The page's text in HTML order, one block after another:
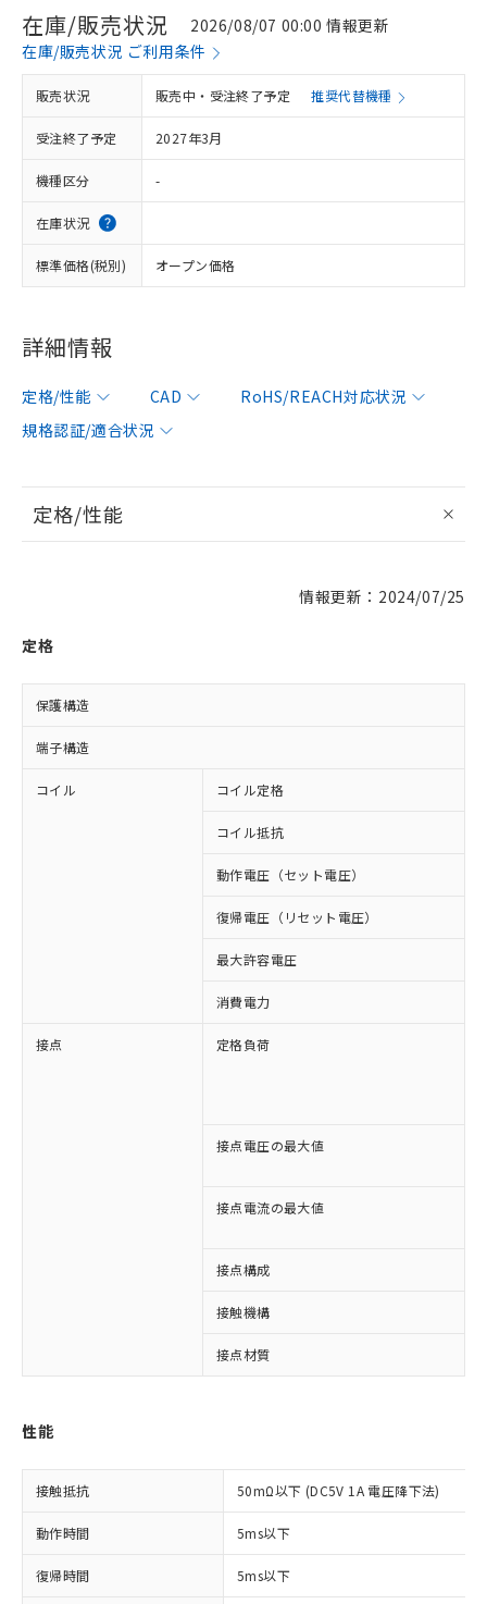
在庫/販売状況
2026/08/07 00:00 情報更新
在庫/販売状況 ご利用条件
販売状況 販売中・受注終了予定 推奨代替機種
受注終了予定 2027年3月
機種区分 -
在庫状況
標準価格(税別) オープン価格
詳細情報
定格/性能 CAD
RoHS/REACH対応状況
規格認証/適合状況
定格/性能
情報更新：2024/07/25
定格
保護構造
端子構造
コイル コイル定格
コイル抵抗
動作電圧（セット電圧）
復帰電圧（リセット電圧）
最大許容電圧
消費電力
接点 定格負荷
接点電圧の最大値
接点電流の最大値
接点構成
接触機構
接点材質
性能
接触抵抗 50mΩ以下 (DC5V 1A 電圧降下法)
動作時間 5ms以下
復帰時間 5ms以下
ご利用条件
以下の条件をお読みいただき、同意のうえ
ご利用ください。
(税抜)を提供させていただくもので
当社制御機器事業取扱商品の中には、
本サービスの対象外となる商品もある
ことをご了承ください。
在庫状況および標準価格照会結果は、
対応済み：EU RoHS指令（10物質）の
対応予定：EU RoHS指令（10物質）の非含
非含有に非対応の商品で、対応品を出す予
害物質有無と関係のない商品です。
仕入先様の事情により、非含有部品として
いたものが、含有品と判明した場合などや
むを得ず変更することがあります。
「○」：最大均質材料含有率が中国RoHSの
基準値以下であることを示します。
基準値を超えていることを示します。
「－」：未確認です。当社販売部門へお問
い合わせください。
当社は、これら貴社製品のうち、外国
為替および外国貿易法に定める商品
（以下｢規制貨物等」という）を輸出